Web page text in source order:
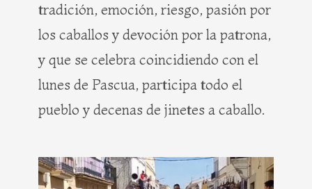
tradición, emoción, riesgo, pasión por
los caballos y devoción por la patrona,
y que se celebra coincidiendo con el
lunes de Pascua, participa todo el
pueblo y decenas de jinetes a caballo.